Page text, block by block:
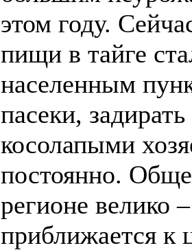
этом году.
пищи в тайге
населенным
пасеки,
косолапыми
постоянно.
регионе велико
приближается к